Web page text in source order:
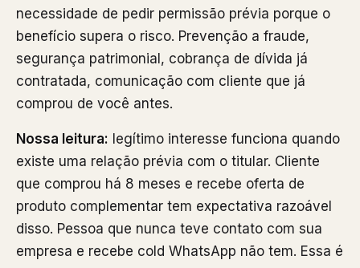
necessidade de pedir permissão prévia porque o
benefício supera o risco. Prevenção a fraude,
segurança patrimonial, cobrança de dívida já
contratada, comunicação com cliente que já
comprou de você antes.
Nossa leitura: legítimo interesse funciona quando
existe uma relação prévia com o titular. Cliente
que comprou há 8 meses e recebe oferta de
produto complementar tem expectativa razoável
disso. Pessoa que nunca teve contato com sua
empresa e recebe cold WhatsApp não tem. Essa é